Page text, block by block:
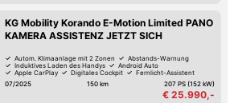
KG Mobility Korando E-Motion Limited PANO
KAMERA ASSISTENZ JETZT SICH
Autom. Klimaanlage mit 2 Zonen
Abstands-Warnung
Induktives Laden des Handys
Android Auto
Apple CarPlay
Digitales Cockpit
Fernlicht-Assistent
Verkehrszeichen-Erkennung
07/2025 150 km 207 PS (152 kW)
€ 25.990,-